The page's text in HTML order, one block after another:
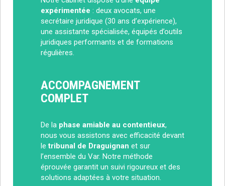
expérimentée : deux avocats, une
secrétaire juridique (30 ans d’expérience),
une assistante spécialisée, équipés d’outils
juridiques performants et de formations
régulières.
ACCOMPAGNEMENT
COMPLET
De la phase amiable au contentieux,
nous vous assistons avec efficacité devant
letribunal de Draguignan et sur
l’ensemble du Var. Notre méthode
éprouvée garantit un suivi rigoureux et des
solutions adaptées à votre situation.